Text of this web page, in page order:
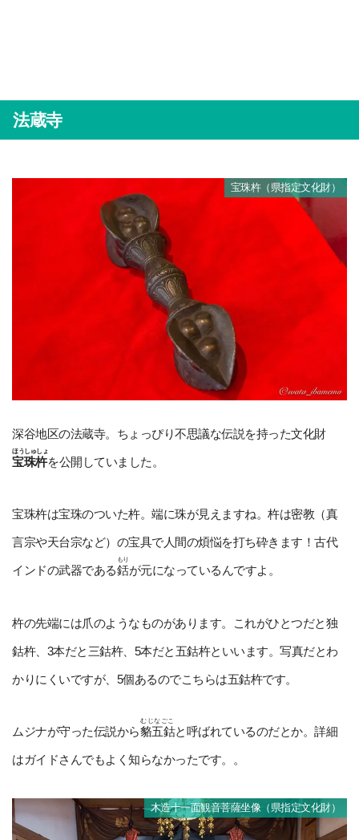
法蔵寺
宝珠杵（県指定文化財）
深谷地区の法蔵寺。ちょっぴり不思議な伝説を持った文化財
宝珠杵
ほうしゅしょ
を公開していました。
宝珠杵は宝珠のついた杵。端に珠が見えますね。杵は密教（真
言宗や天台宗など）の宝具で人間の煩悩を打ち砕きます！古代
インドの武器である銛
もり
が元になっているんですよ。
杵の先端には爪のようなものがあります。これがひとつだと独
鈷杵、3本だと三鈷杵、5本だと五鈷杵といいます。写真だとわ
かりにくいですが、5個あるのでこちらは五鈷杵です。
ムジナが守った伝説から貉五鈷
むじなごこ
と呼ばれているのだとか。詳細
はガイドさんでもよく知らなかったです。。
木造十一面観音菩薩坐像（県指定文化財）